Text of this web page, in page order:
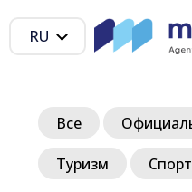
RU
Все
Туризм Спорт